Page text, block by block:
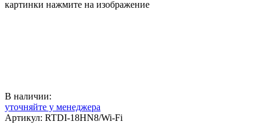
картинки нажмите на изображение
В наличии:
уточняйте у менеджера
Артикул: RTDI-18HN8/Wi-Fi